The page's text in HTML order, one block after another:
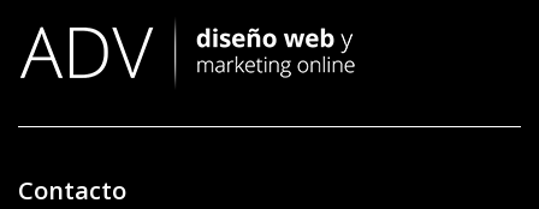
Contacto